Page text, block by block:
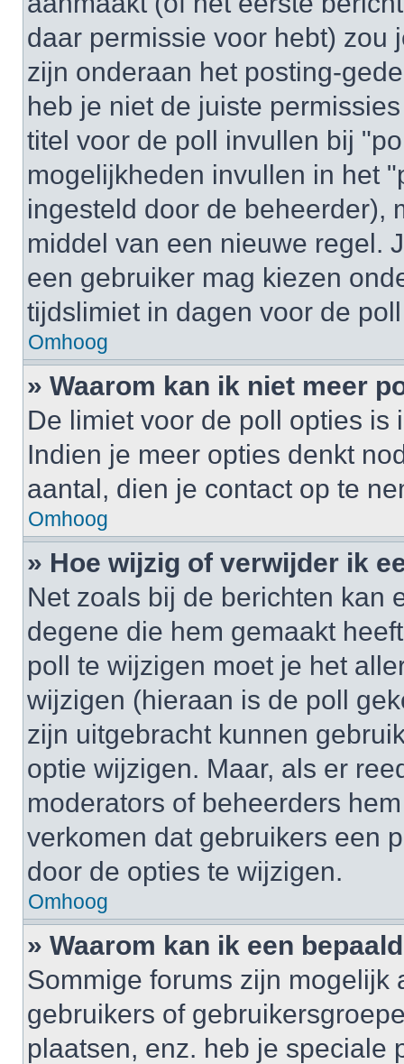
daar permissie voor hebt) zou
zijn onderaan het posting-
heb je niet de juiste
titel voor de poll invullen bij
mogelijkheden invullen in het
ingesteld door de beheerder),
middel van een nieuwe regel.
een gebruiker mag kiezen
tijdslimiet in dagen voor de
Omhoog
» Waarom kan ik niet meer
De limiet voor de poll opties is
Indien je meer opties denkt
aantal, dien je contact op te
Omhoog
» Hoe wijzig of verwijder ik
Net zoals bij de berichten kan
degene die hem gemaakt
poll te wijzigen moet je het
wijzigen (hieraan is de poll
zijn uitgebracht kunnen
optie wijzigen. Maar, als er
moderators of beheerders
verkomen dat gebruikers een
door de opties te wijzigen.
Omhoog
» Waarom kan ik een
Sommige forums zijn
gebruikers of
plaatsen, enz. heb je speciale